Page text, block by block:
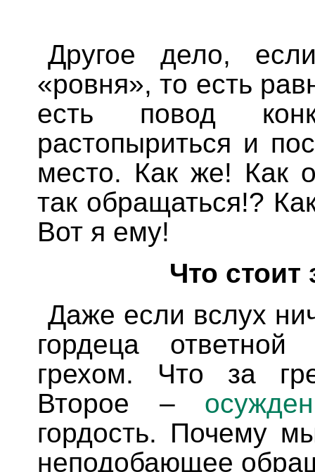
Другое дело,
«ровня», то есть
есть повод
растопыриться и
место. Как же! Как
так обращаться!?
Вот я ему!
Что
Даже если вслух
гордеца
грехом. Что за
Второе –
гордость. Почему
неподобающее